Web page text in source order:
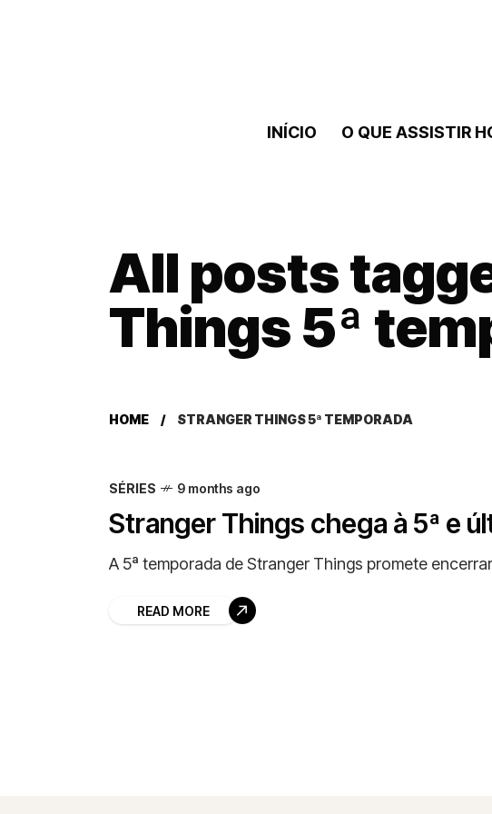
INÍCIO O QUE ASSISTIR
All posts
Things 5ª
HOME STRANGER THINGS 5ª TEMPORADA
SÉRIES 9 months ago
Stranger Things chega à 5ª e
A 5ª temporada de Stranger Things promete
READ MORE